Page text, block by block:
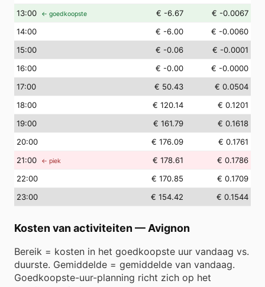
13:00 ← goedkoopste € -6.67
€ -0.0067
14:00 € -6.00
€ -0.0060
15:00 € -0.06
€ -0.0001
16:00 € -0.00
€ -0.0000
17:00 € 50.43
€ 0.0504
18:00 € 120.14
€ 0.1201
19:00 € 161.79
€ 0.1618
20:00 € 176.09
€ 0.1761
21:00 ← piek € 178.61
€ 0.1786
22:00 € 170.85
€ 0.1709
23:00 € 154.42 € 0.1544
Kosten van activiteiten — Avignon
Bereik = kosten in het goedkoopste uur vandaag vs.
duurste. Gemiddelde = gemiddelde van vandaag.
Goedkoopste-uur-planning richt zich op het